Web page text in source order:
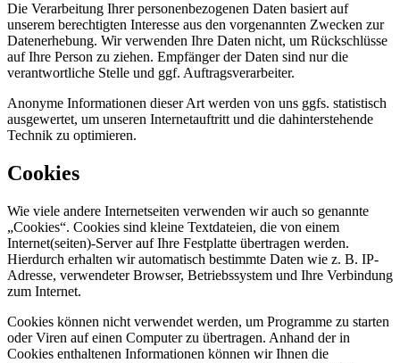
Die Verarbeitung Ihrer personenbezogenen Daten basiert auf
unserem berechtigten Interesse aus den vorgenannten Zwecken zur
Datenerhebung. Wir verwenden Ihre Daten nicht, um Rückschlüsse
auf Ihre Person zu ziehen. Empfänger der Daten sind nur die
verantwortliche Stelle und ggf. Auftragsverarbeiter.
Anonyme Informationen dieser Art werden von uns ggfs. statistisch
ausgewertet, um unseren Internetauftritt und die dahinterstehende
Technik zu optimieren.
Cookies
Wie viele andere Internetseiten verwenden wir auch so genannte
„Cookies“. Cookies sind kleine Textdateien, die von einem
Internet(seiten)-Server auf Ihre Festplatte übertragen werden.
Hierdurch erhalten wir automatisch bestimmte Daten wie z. B. IP-
Adresse, verwendeter Browser, Betriebssystem und Ihre Verbindung
zum Internet.
Cookies können nicht verwendet werden, um Programme zu starten
oder Viren auf einen Computer zu übertragen. Anhand der in
Cookies enthaltenen Informationen können wir Ihnen die